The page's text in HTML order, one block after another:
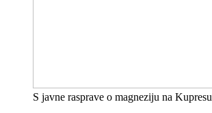
S javne rasprave o magneziju na Kupresu